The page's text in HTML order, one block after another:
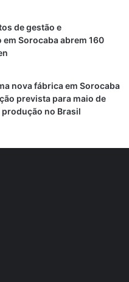
de gestão e
Sorocaba abrem 160
nova fábrica em Sorocaba
prevista para maio de
produção no Brasil